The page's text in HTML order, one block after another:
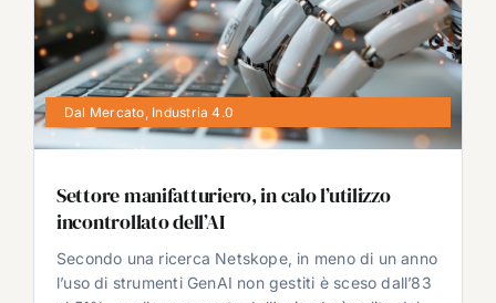
Dal Mercato Industria 4.0
Settore manifatturiero, in calo l’utilizzo
incontrollato dell’AI
Secondo una ricerca Netskope, in meno di un anno
l’uso di strumenti GenAI non gestiti è sceso dall’83